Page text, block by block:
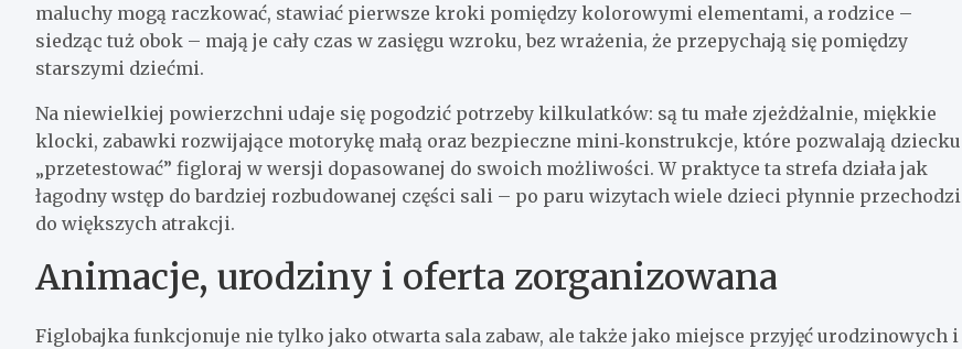
maluchy mogą raczkować, stawiać pierwsze kroki pomiędzy kolorowymi elementami, a rodzice –
siedząc tuż obok – mają je cały czas w zasięgu wzroku, bez wrażenia, że przepychają się pomiędzy
starszymi dziećmi.
Na niewielkiej powierzchni udaje się pogodzić potrzeby kilkulatków: są tu małe zjeżdżalnie, miękkie
klocki, zabawki rozwijające motorykę małą oraz bezpieczne mini‑konstrukcje, które pozwalają dziecku
„przetestować” figloraj w wersji dopasowanej do swoich możliwości. W praktyce ta strefa działa jak
łagodny wstęp do bardziej rozbudowanej części sali – po paru wizytach wiele dzieci płynnie przechodzi
do większych atrakcji.
Animacje, urodziny i oferta zorganizowana
Figlobajka funkcjonuje nie tylko jako otwarta sala zabaw, ale także jako miejsce przyjęć urodzinowych i